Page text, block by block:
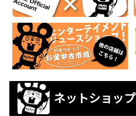
ネットショップ